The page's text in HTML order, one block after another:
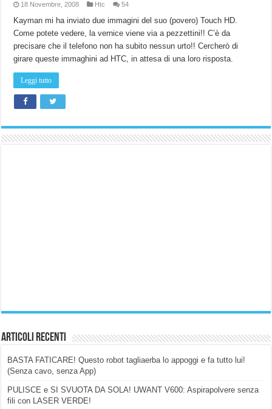
18 Novembre, 2008 Htc 54
Kayman mi ha inviato due immagini del suo (povero) Touch HD.
Come potete vedere, la vernice viene via a pezzettini!! C’è da
precisare che il telefono non ha subito nessun urto!! Cercherò di
girare queste immaghini ad HTC, in attesa di una loro risposta.
Leggi tutto
Articoli Recenti
BASTA FATICARE! Questo robot tagliaerba lo appoggi e fa tutto lui!
(Senza cavo, senza App)
PULISCE e SI SVUOTA DA SOLA! UWANT V600: Aspirapolvere senza
fili con LASER VERDE!